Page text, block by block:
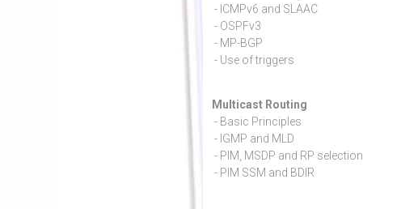
- ICMPv6 and SLAAC
- OSPFv3
- MP-BGP
- Use of triggers
Multicast Routing
- Basic Principles
- IGMP and MLD
- PIM, MSDP and RP selection
- PIM SSM and BDIR